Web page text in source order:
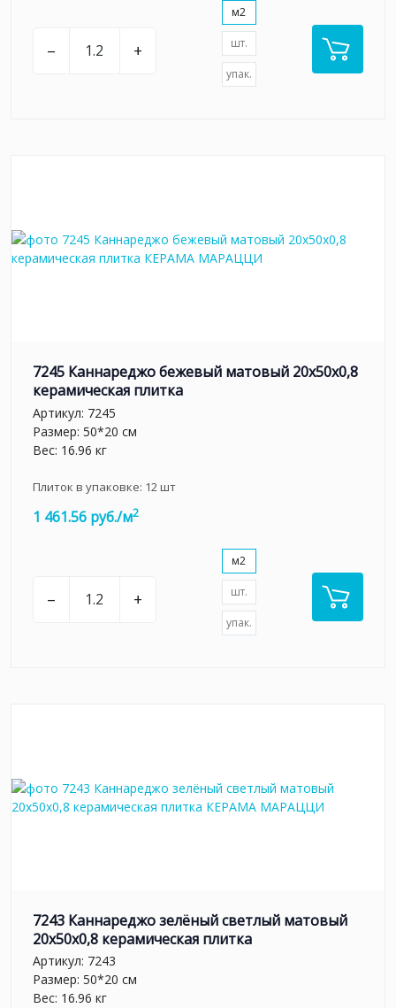
– +
м2
шт.
упак.
7245 Каннареджо бежевый матовый 20x50x0,8
керамическая плитка
Артикул: 7245
Размер: 50*20 см
Вес: 16.96 кг
Плиток в упаковке: 12шт
1 461.56 руб./м2
– +
м2
шт.
упак.
7243 Каннареджо зелёный светлый матовый
20x50x0,8 керамическая плитка
Артикул: 7243
Размер: 50*20 см
Вес: 16.96 кг